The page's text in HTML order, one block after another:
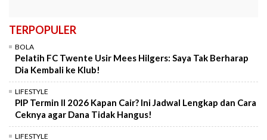
TERPOPULER
BOLA
Pelatih FC Twente Usir Mees Hilgers: Saya Tak Berharap
Dia Kembali ke Klub!
LIFESTYLE
PIP Termin II 2026 Kapan Cair? Ini Jadwal Lengkap dan Cara
Ceknya agar Dana Tidak Hangus!
LIFESTYLE